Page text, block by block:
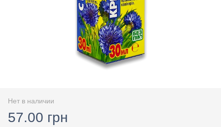
Нет в наличии
57.00 грн